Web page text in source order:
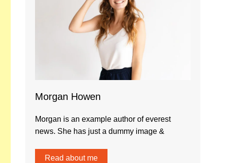
Morgan Howen
Morgan is an example author of everest
news. She has just a dummy image &
Read about me